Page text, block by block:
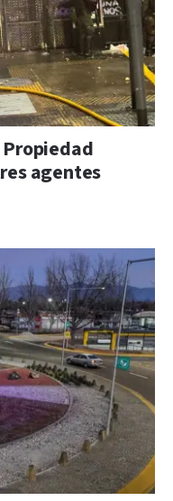
agentes